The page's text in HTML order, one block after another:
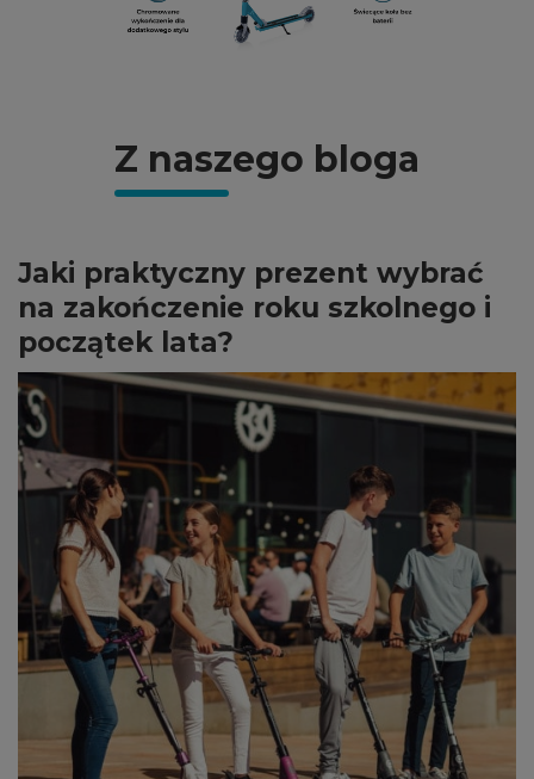
Z naszego bloga
Jaki praktyczny prezent wybrać
na zakończenie roku szkolnego i
początek lata?